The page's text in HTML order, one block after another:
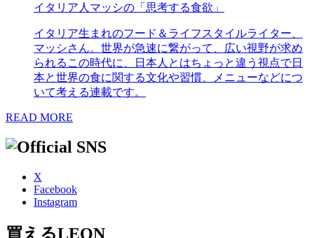
イタリア人マッシの「思考する食欲」
イタリア生まれのフード＆ライフスタイルライター、
マッシさん。世界が急速に繋がって、広い視野が求め
られるこの時代に、日本人とはちょっと違う視点で日
本と世界の食に関する文化や習慣、メニューなどにつ
いて考える連載です。
READ MORE
X
Facebook
Instagram
買えるLEON